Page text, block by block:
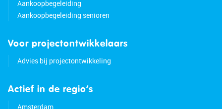
Aankoopbegeleiding
Aankoopbegeleiding senioren
Voor projectontwikkelaars
Advies bij projectontwikkeling
Actief in de regio’s
Amsterdam